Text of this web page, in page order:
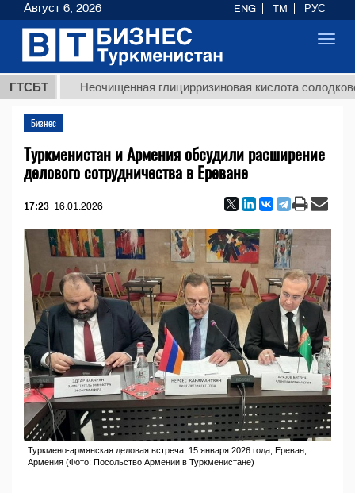
ГТСБТНеочищенная глицирризиновая кислота солодкового
Бизнес
Туркменистан и Армения обсудили расширение
делового сотрудничества в Ереване
17:23 16.01.2026
Туркмено-армянская деловая встреча, 15 января 2026 года, Ереван,
Армения (Фото: Посольство Армении в Туркменистане)
Август 6, 2026 ENG TM РУС